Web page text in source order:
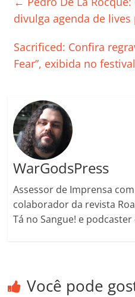
b
o
k
A
p
divulga agenda de
Sacrificed: Confira
Fear”, exibida no
WarGodsPress
Assessor de Imprensa
colaborador da revista
Tá no Sangue! e
Você pode